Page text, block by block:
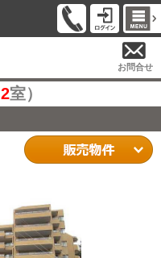
お問合せ
2室）